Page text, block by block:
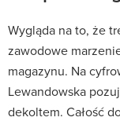
Wygląda na to, że
zawodowe
magazynu. Na
Lewandowska
dekoltem. Całość